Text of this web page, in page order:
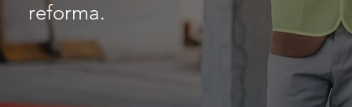
reforma.